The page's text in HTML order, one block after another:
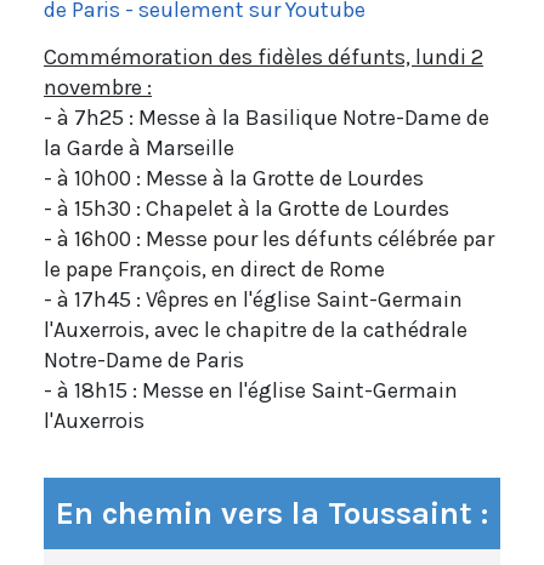
de Paris - seulement sur Youtube
Commémoration des fidèles défunts, lundi 2
novembre :
- à 7h25 : Messe à la Basilique Notre-Dame de
la Garde à Marseille
- à 10h00 : Messe à la Grotte de Lourdes
- à 15h30 : Chapelet à la Grotte de Lourdes
- à 16h00 : Messe pour les défunts célébrée par
le pape François, en direct de Rome
- à 17h45 : Vêpres en l'église Saint-Germain
l'Auxerrois, avec le chapitre de la cathédrale
Notre-Dame de Paris
- à 18h15 : Messe en l'église Saint-Germain
l'Auxerrois
En chemin vers la Toussaint :